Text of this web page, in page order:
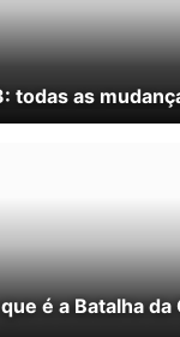
todas as
é a Batalha